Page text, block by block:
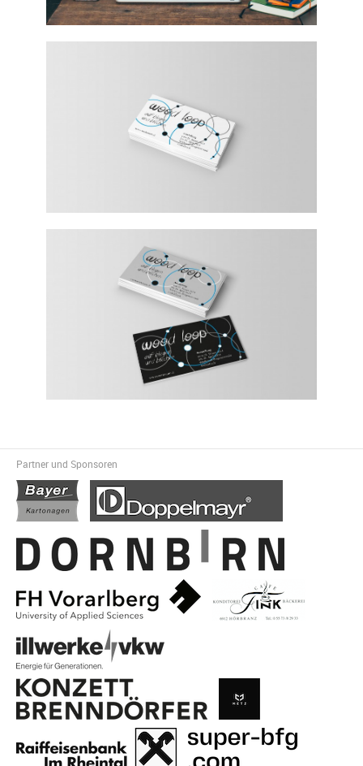
Partner und Sponsoren